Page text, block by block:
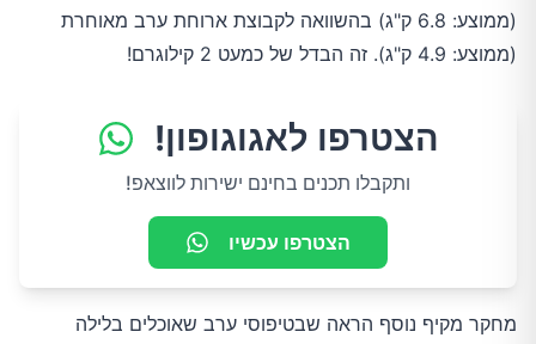
(ממוצע: 6.8 ק"ג) בהשוואה לקבוצת ארוחת ערב מאוחרת
(ממוצע: 4.9 ק"ג). זה הבדל של כמעט 2 קילוגרם!
הצטרפו לאגוגופון!
ותקבלו תכנים בחינם ישירות לווצאפ!
הצטרפו עכשיו
מחקר מקיף נוסף הראה שבטיפוסי ערב שאוכלים בלילה